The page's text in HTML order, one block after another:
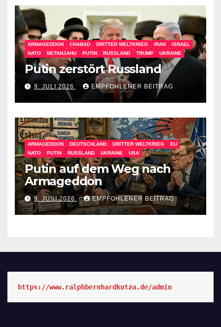
ARMAGEDDON CHABAD DRITTER WELTKRIEG IRAN
ISRAEL
NATO
NETANJAHU PUTIN RUSSLAND TRUMP UKRAINE
Putin zerstört Russland
9. JULI 2026 EMPFOHLENER BEITRAG
ARMAGEDDON DEUTSCHLAND DRITTER WELTKRIEG
EU
NATO
PUTIN RUSSLAND UKRAINE USA
Putin auf dem Weg nach
Armageddon
9. JUNI 2026 EMPFOHLENER BEITRAG
https://www.ralphbernhardkutza.de/admin